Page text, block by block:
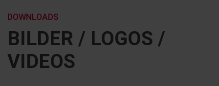
BILDER / LOGOS /
VIDEOS
DOWNLOADS